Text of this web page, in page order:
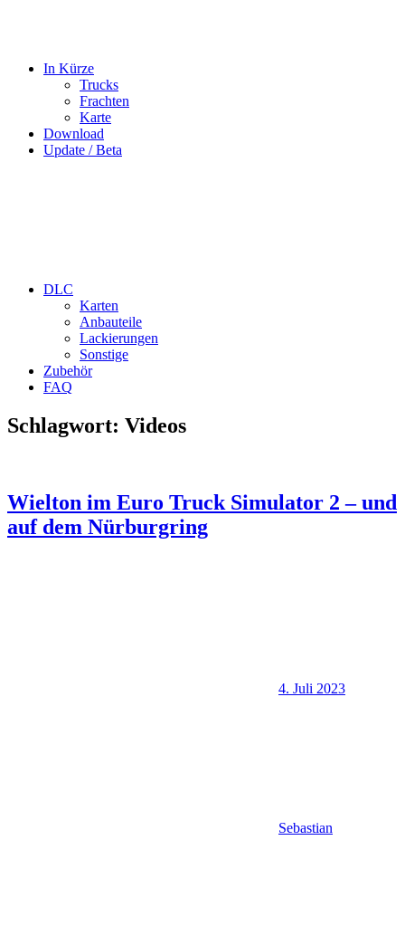
In Kürze
Trucks
Frachten
Karte
Download
Update / Beta
DLC
Karten
Anbauteile
Lackierungen
Sonstige
Zubehör
FAQ
Schlagwort: Videos
Wielton im Euro Truck Simulator 2 – und
auf dem Nürburgring
4. Juli 2023
Sebastian